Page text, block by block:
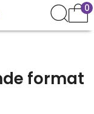
0
format